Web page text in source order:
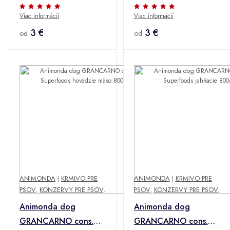
ADULT jelen/jablko
400g + Množstevná
zľava
Viac informácií
od 3 €
ADULT srdce 400g +
Množstevná zľava
Viac informácií
od 3 €
ANIMONDA | KRMIVO PRE
PSOV, KONZERVY PRE PSOV,
Animonda dog
GRANCARNO cons.
ANIMONDA| KRMIVO PRE
PSOV, KONZERVY PRE PSOV,
Animonda dog
GRANCARNO cons.